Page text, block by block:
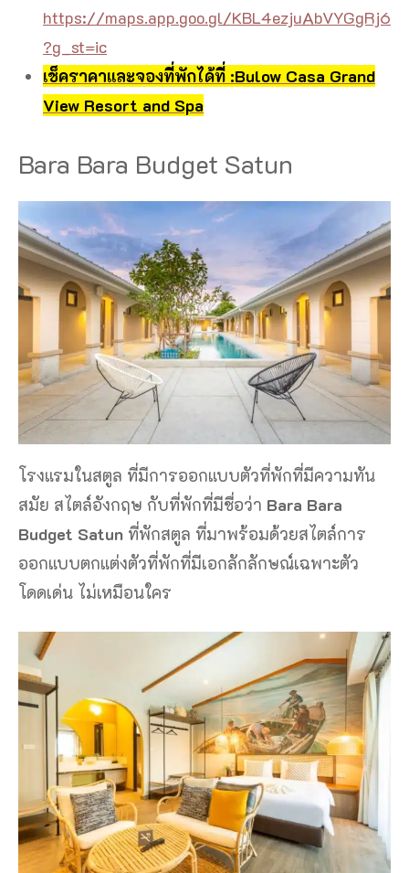
https://maps.app.goo.gl/KBL4ezjuAbVYGgRj6
?g_st=ic
เช็คราคาและจองที่พักได้ที่ :Bulow Casa Grand
View Resort and Spa
Bara Bara Budget Satun
โรงแรมในสตูล ที่มีการออกแบบตัวที่พักที่มีความทัน
สมัย สไตล์อังกฤษ กับที่พักที่มีชื่อว่า Bara Bara
Budget Satun ที่พักสตูล ที่มาพร้อมด้วยสไตล์การ
ออกแบบตกแต่งตัวที่พักที่มีเอกลักลักษณ์เฉพาะตัว
โดดเด่น ไม่เหมือนใคร